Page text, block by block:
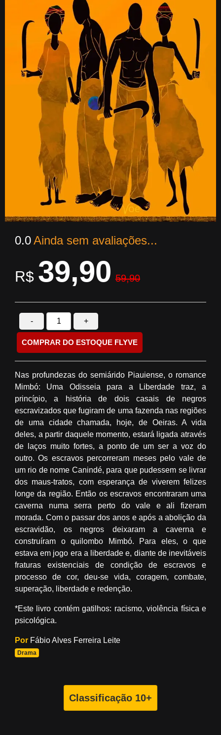
0.0Ainda sem avaliações...
R$ 39,90 59,90
- +
COMPRAR DO ESTOQUE FLYVE
Nas profundezas do semiárido Piauiense, o romance
Mimbó: Uma Odisseia para a Liberdade traz, a
princípio, a história de dois casais de negros
escravizados que fugiram de uma fazenda nas regiões
de uma cidade chamada, hoje, de Oeiras. A vida
deles, a partir daquele momento, estará ligada através
de laços muito fortes, a ponto de um ser a voz do
outro. Os escravos percorreram meses pelo vale de
um rio de nome Canindé, para que pudessem se livrar
dos maus-tratos, com esperança de viverem felizes
longe da região. Então os escravos encontraram uma
caverna numa serra perto do vale e ali fizeram
morada. Com o passar dos anos e após a abolição da
escravidão, os negros deixaram a caverna e
construíram o quilombo Mimbó. Para eles, o que
estava em jogo era a liberdade e, diante de inevitáveis
fraturas existenciais de condição de escravos e
processo de cor, deu-se vida, coragem, combate,
superação, liberdade e redenção.
*Este livro contém gatilhos: racismo, violência física e
psicológica.
Por Fábio Alves Ferreira Leite
Drama
Classificação 10+